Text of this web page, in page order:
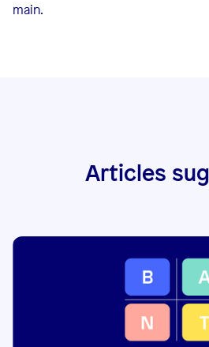
main.
Articles